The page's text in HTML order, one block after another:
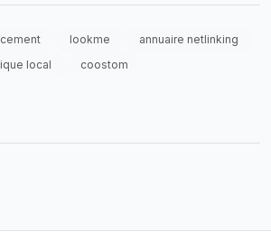
lookme
annuaire netlinking
local
coostom